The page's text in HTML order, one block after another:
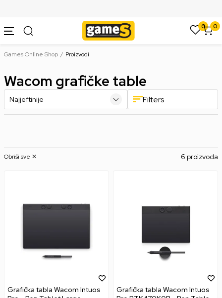
0 0
Games Online Shop Proizvodi
Wacom grafičke table
Filters
6 proizvoda
Obriši sve
Grafička tabla Wacom Intuos
Grafička tabla Wacom Intuos